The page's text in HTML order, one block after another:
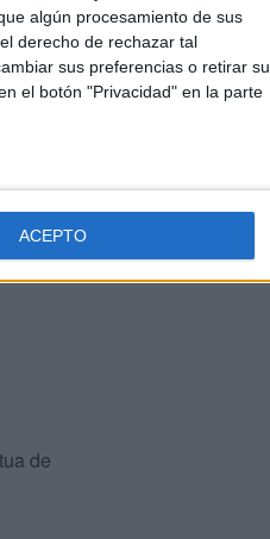
algún procesamiento de sus
derecho de rechazar tal
sus preferencias o retirar su
el botón "Privacidad" en la parte
ACEPTO
de